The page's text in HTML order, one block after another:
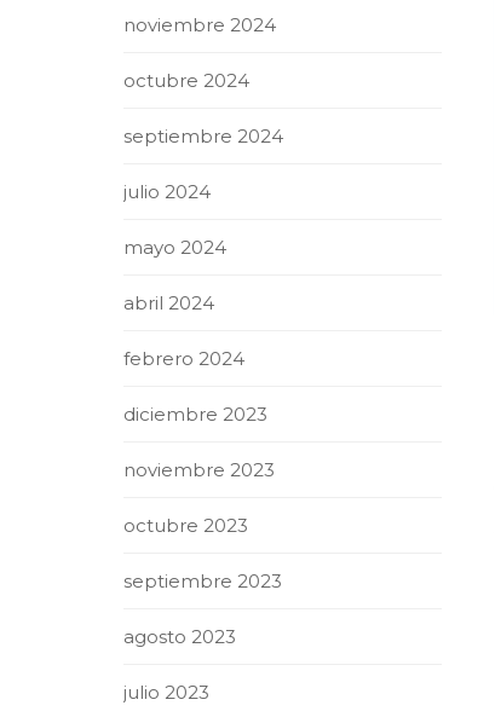
noviembre 2024
octubre 2024
septiembre 2024
julio 2024
mayo 2024
abril 2024
febrero 2024
diciembre 2023
noviembre 2023
octubre 2023
septiembre 2023
agosto 2023
julio 2023